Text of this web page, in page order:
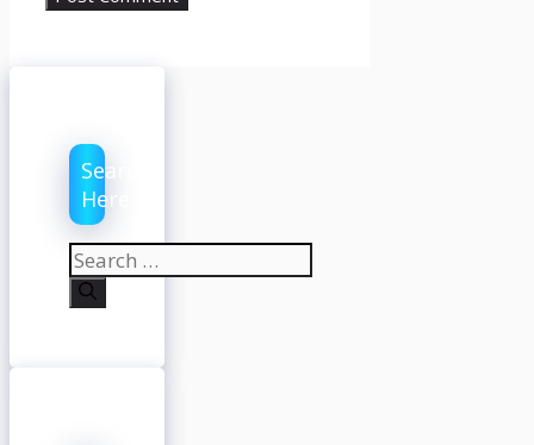
Search
Here
Search
for: